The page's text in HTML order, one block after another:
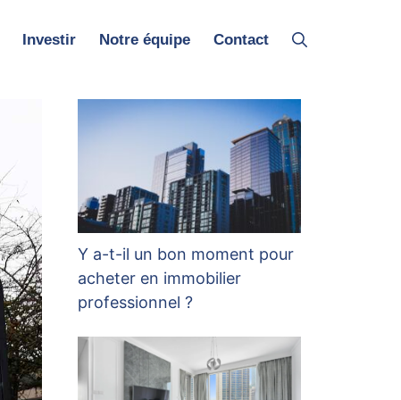
Investir Notre équipe Contact
Y a-t-il un bon moment pour
acheter en immobilier
professionnel ?